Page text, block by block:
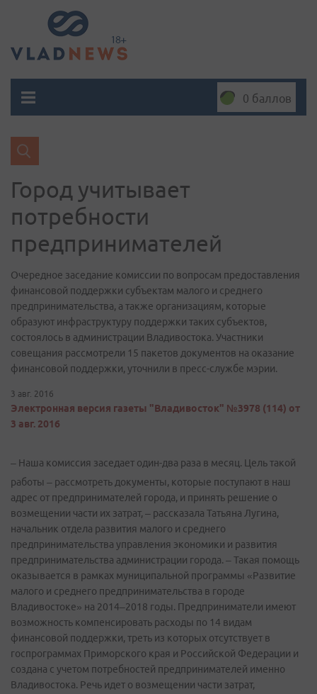
0 баллов
Город учитывает
потребности
предпринимателей
Очередное заседание комиссии по вопросам предоставления
финансовой поддержки субъектам малого и среднего
предпринимательства, а также организациям, которые
образуют инфраструктуру поддержки таких субъектов,
состоялось в администрации Владивостока. Участники
совещания рассмотрели 15 пакетов документов на оказание
финансовой поддержки, уточнили в пресс-службе мэрии.
3 авг. 2016
Электронная версия газеты "Владивосток" №3978 (114) от
3 авг. 2016
– Наша комиссия заседает один-два раза в месяц. Цель такой
работы – рассмотреть документы, которые поступают в наш
адрес от предпринимателей города, и принять решение о
возмещении части их затрат, – рассказала Татьяна Лугина,
начальник отдела развития малого и среднего
предпринимательства управления экономики и развития
предпринимательства администрации города. – Такая помощь
оказывается в рамках муниципальной программы «Развитие
малого и среднего предпринимательства в городе
Владивостоке» на 2014–2018 годы. Предприниматели имеют
возможность компенсировать расходы по 14 видам
финансовой поддержки, треть из которых отсутствует в
госпрограммах Приморского края и Российской Федерации и
создана с учетом потребностей предпринимателей именно
Владивостока. Речь идет о возмещении части затрат,